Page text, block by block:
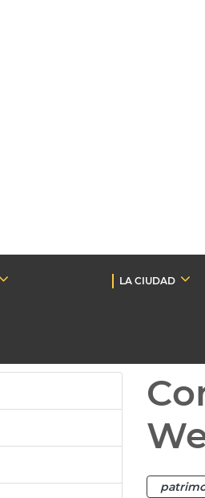
LA CIUDAD